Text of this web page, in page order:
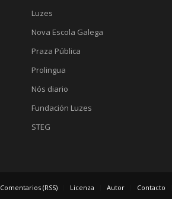
Luzes
Nova Escola Galega
Praza Pública
Prolingua
Nós diario
Fundación Luzes
STEG
Comentarios (RSS) Licenza Autor Contacto